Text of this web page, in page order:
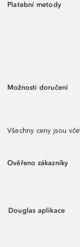
Platební metody
Možnosti doručení
Všechny ceny jsou
Ověřeno zákazníky
Douglas aplikace